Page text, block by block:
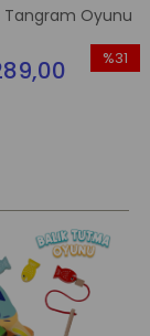
Tangram Oyunu
%31